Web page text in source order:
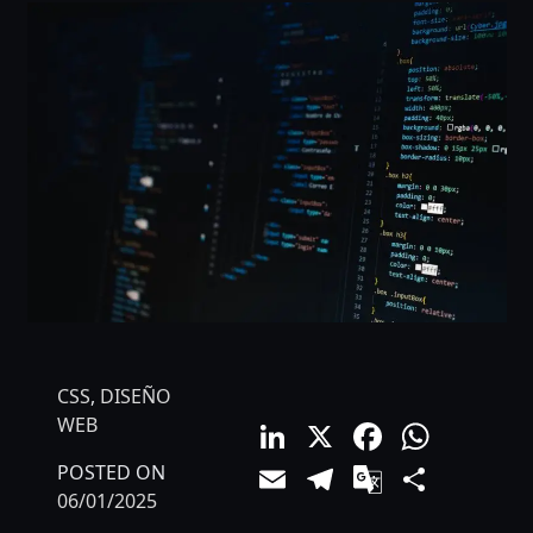
CSS, DISEÑO
WEB
POSTED ON
06/01/2025
LinkedIn
X
EmailTelegram
Google